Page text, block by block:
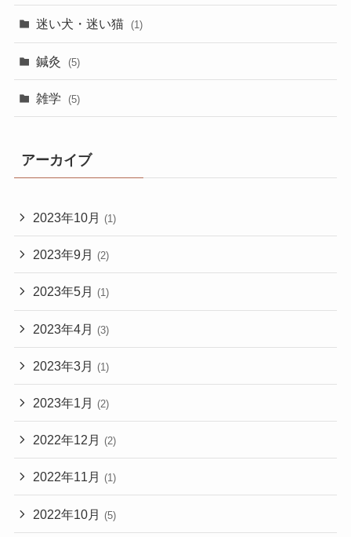
迷い犬・迷い猫 (1)
鍼灸 (5)
雑学 (5)
アーカイブ
2023年10月 (1)
2023年9月 (2)
2023年5月 (1)
2023年4月 (3)
2023年3月 (1)
2023年1月 (2)
2022年12月 (2)
2022年11月 (1)
2022年10月 (5)